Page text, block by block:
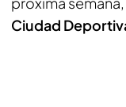
Ciudad